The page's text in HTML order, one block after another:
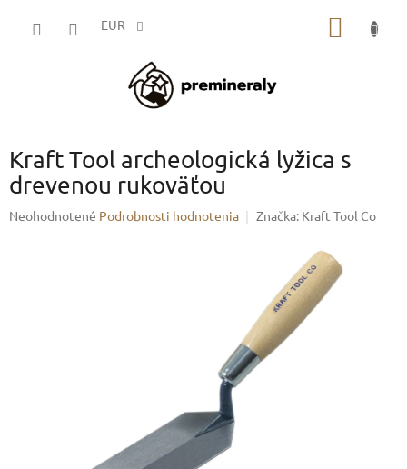
EUR
Kraft Tool archeologická lyžica s
drevenou rukoväťou
Priemerné
Neohodnotené Podrobnosti hodnotenia Značka: Kraft Tool Co